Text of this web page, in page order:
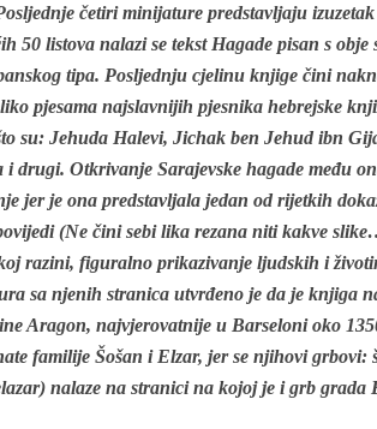
četiri minijature predstavljaju
50 listova nalazi se tekst Hagade pisan s
tipa. Posljednju cjelinu knjige čini
pjesama najslavnijih pjesnika hebrejske
su: Jehuda Halevi, Jichak ben Jehud ibn
drugi. Otkrivanje Sarajevske hagade među
jer je ona predstavljala jedan od rijetkih
(Ne čini sebi lika rezana niti kakve
razini, figuralno prikazivanje ljudskih i
sa njenih stranica utvrđeno je da je knjiga
Aragon, najvjerovatnije u Barseloni oko
familije Šošan i Elzar, jer se njihovi grbovi:
nalaze na stranici na kojoj je i grb grada